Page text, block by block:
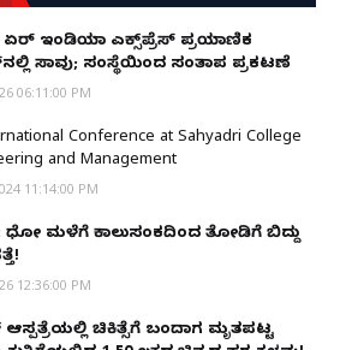
ಏರ್ ಇಂಡಿಯಾ ಎಕ್ಸ್‌ಪ್ರೆಸ್ ಪ್ರಯಾಣಿಕ
ಸಾವು; ಸಂಸ್ಥೆಯಿಂದ ಸಂತಾಪ ಪ್ರಕಟಣೆ
06:11:00 PM
Conference at Sahyadri College
and Management
11:14:00 PM
ಧೋ ಮಳೆಗೆ ಕಾಲುಸಂಕದಿಂದ ತೋಡಿಗೆ ಬಿದ್ದು
12:36:00 PM
ಚಿಕಿತ್ಸೆಗೆ ಬಂದಾಗ ಮೃತಪಟ್ಟ